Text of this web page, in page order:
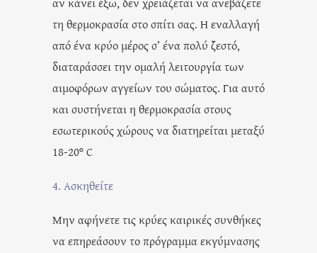
τη θερμοκρασία στο σπίτι σας. Η εναλλαγή
από ένα κρύο μέρος σ’ ένα πολύ ζεστό,
διαταράσσει την ομαλή λειτουργία των
αιμοφόρων αγγείων του σώματος. Για αυτό
και συστήνεται η θερμοκρασία στους
εσωτερικούς χώρους να διατηρείται μεταξύ
18-20° C
4. Ασκηθείτε
Μην αφήνετε τις κρύες καιρικές συνθήκες
να επηρεάσουν το πρόγραμμα εκγύμνασης